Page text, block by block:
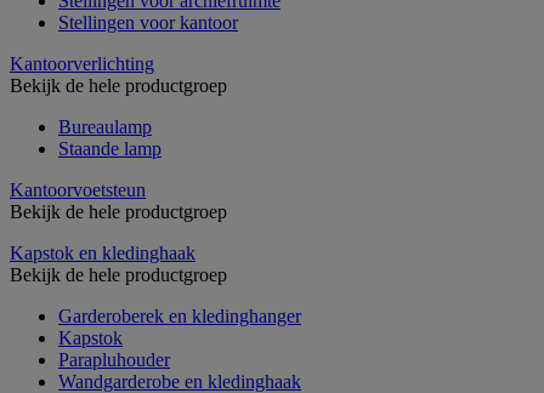
Stellingen voor kantoor
Kantoorverlichting
Bekijk de hele productgroep
Bureaulamp
Staande lamp
Kantoorvoetsteun
Bekijk de hele productgroep
Kapstok en kledinghaak
Bekijk de hele productgroep
Garderoberek en kledinghanger
Kapstok
Parapluhouder
Wandgarderobe en kledinghaak